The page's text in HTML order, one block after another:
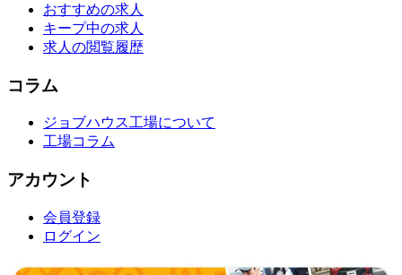
おすすめの求人
キープ中の求人
求人の閲覧履歴
コラム
ジョブハウス工場について
工場コラム
アカウント
会員登録
ログイン